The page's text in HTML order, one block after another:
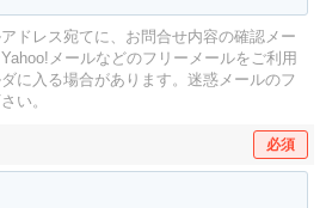
ドレス宛てに、お問合せ内容の確認メー
メールなどのフリーメールをご利用
に入る場合があります。 迷惑メールのフ
い。
必須